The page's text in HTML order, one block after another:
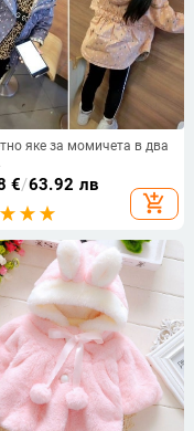
яке за момичета в два
€/63.92 лв
add_shopping_cart